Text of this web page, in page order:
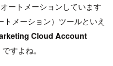
ートメーションしています
メーション）ツールといえ
Cloud Account
ですよね。